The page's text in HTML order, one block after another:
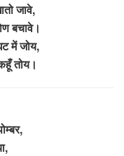
जावे,
बचावे।
में जोय,
तोय।